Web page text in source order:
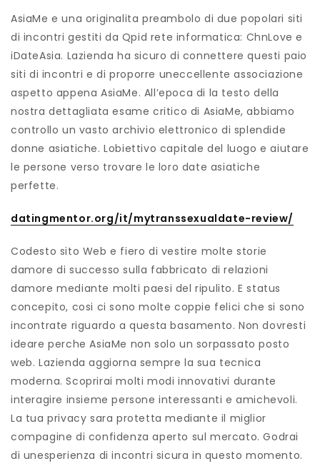
AsiaMe e una originalita preambolo di due popolari siti
di incontri gestiti da Qpid rete informatica: ChnLove e
iDateAsia. Lazienda ha sicuro di connettere questi paio
siti di incontri e di proporre uneccellente associazione
aspetto appena AsiaMe. All’epoca di la testo della
nostra dettagliata esame critico di AsiaMe, abbiamo
controllo un vasto archivio elettronico di splendide
donne asiatiche. Lobiettivo capitale del luogo e aiutare
le persone verso trovare le loro date asiatiche
perfette.
datingmentor.org/it/mytranssexualdate-review/
Codesto sito Web e fiero di vestire molte storie
damore di successo sulla fabbricato di relazioni
damore mediante molti paesi del ripulito. E status
concepito, cosi ci sono molte coppie felici che si sono
incontrate riguardo a questa basamento. Non dovresti
ideare perche AsiaMe non solo un sorpassato posto
web. Lazienda aggiorna sempre la sua tecnica
moderna. Scoprirai molti modi innovativi durante
interagire insieme persone interessanti e amichevoli.
La tua privacy sara protetta mediante il miglior
compagine di confidenza aperto sul mercato. Godrai
di unesperienza di incontri sicura in questo momento.